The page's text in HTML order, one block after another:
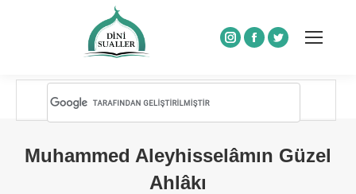
Instagram
Facebook
Twitter
Muhammed Aleyhisselâmın Güzel
Ahlâkı